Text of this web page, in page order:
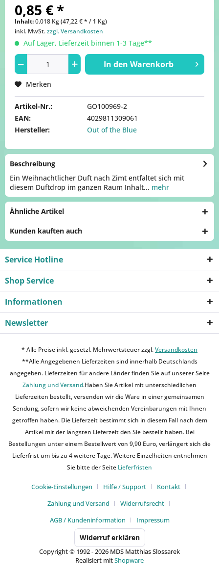
0,85 € *
Inhalt:0.018 Kg (47,22 € * / 1 Kg)
inkl. MwSt.zzgl. Versandkosten
Auf Lager, Lieferzeit binnen 1-3 Tage**
In den Warenkorb
Merken
Artikel-Nr.:
GO100969-2
EAN:
4029811309061
Hersteller:
Out of the Blue
Beschreibung
Ein Weihnachtlicher Duft nach Zimt entfaltet sich mit
diesem Duftdrop im ganzen Raum Inhalt... mehr
Ähnliche Artikel
Kunden kauften auch
Service Hotline
Shop Service
Informationen
Newsletter
* Alle Preise inkl. gesetzl. Mehrwertsteuer zzgl.Versandkosten
**Alle Angegebenen Lieferzeiten sind innerhalb Deutschlands
angegeben. Lieferzeiten für andere Länder finden Sie auf unserer Seite
Zahlung und Versand.Haben Sie Artikel mit unterschiedlichen
Lieferzeiten bestellt, versenden wir die Ware in einer gemeinsamen
Sendung, sofern wir keine abweichenden Vereinbarungen mit Ihnen
getroffen haben. Die Lieferzeit bestimmt sich in diesem Fall nach dem
Artikel mit der längsten Lieferzeit den Sie bestellt haben. Bei
Bestellungen unter einem Bestellwert von 9,90 Euro, verlängert sich die
Lieferfrist um bis zu 4 weitere Tage. Weitere Einzelheiten entnehmen
Sie bitte der Seite Lieferfristen
Cookie-Einstellungen Hilfe / Support
Kontakt
Zahlung und Versand
Widerrufsrecht
AGB / Kundeninformation
Impressum
Widerruf erklären
Copyright © 1992 - 2026 MDS Matthias Slossarek
Realisiert mitShopware